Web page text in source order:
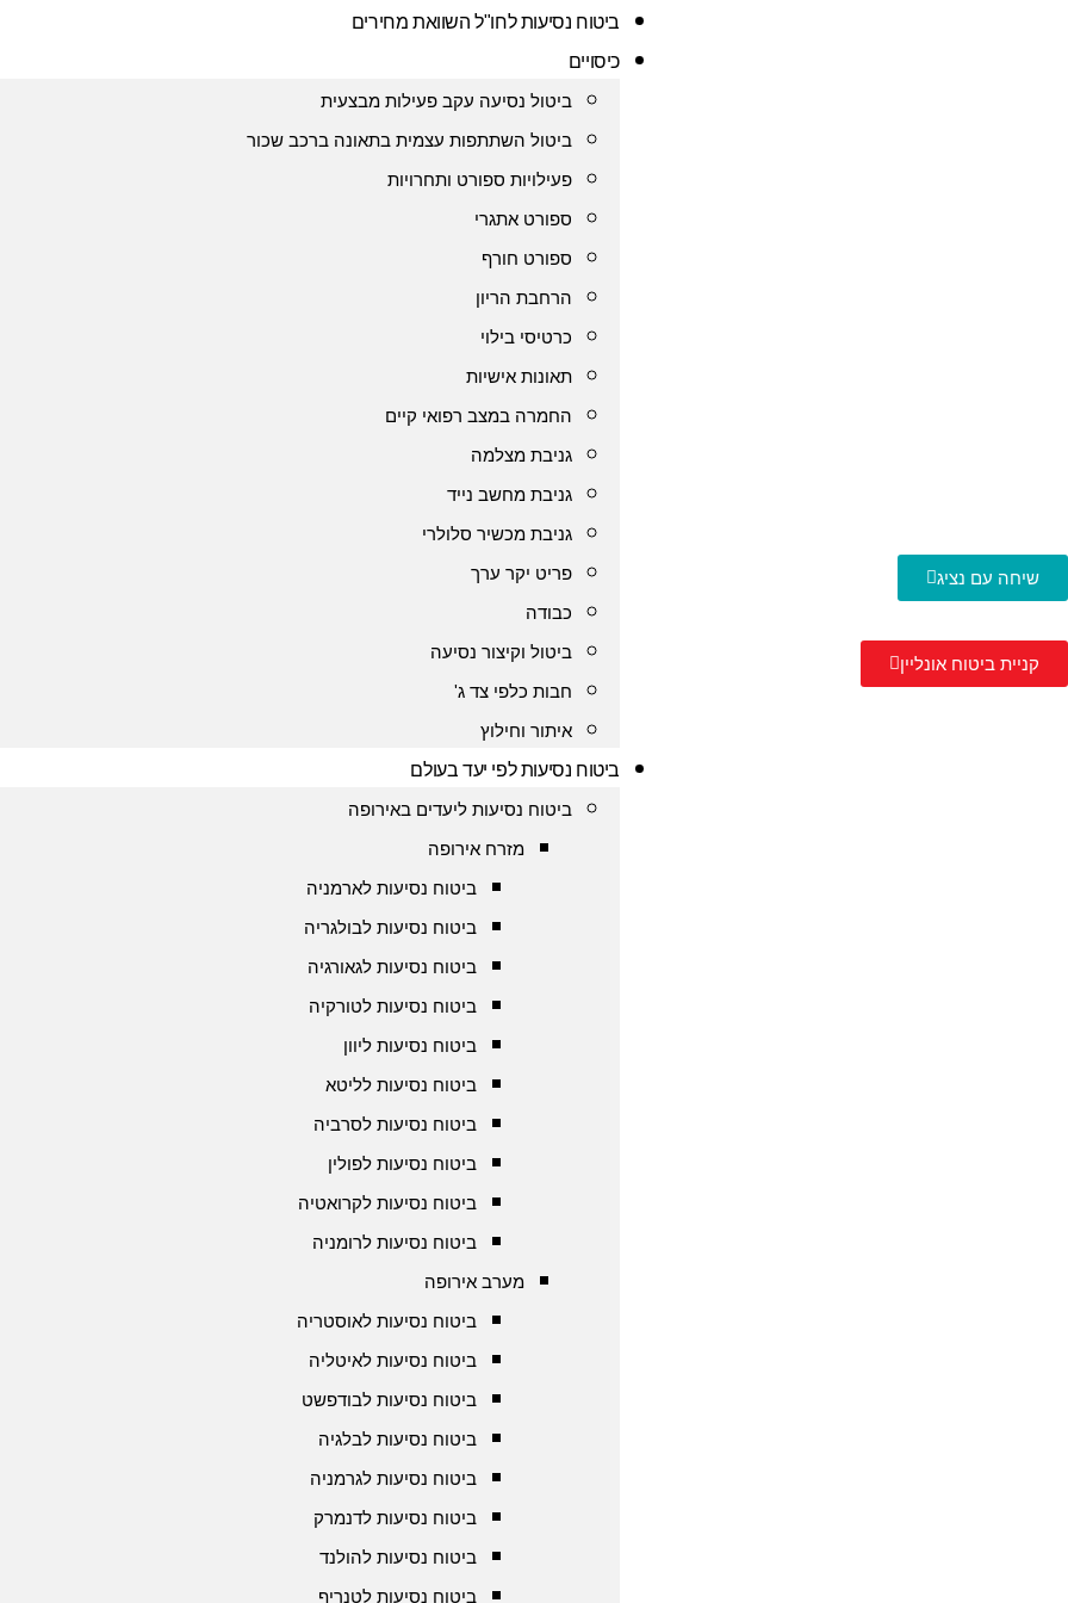
ביטוח נסיעות לחו"ל השוואת מחירים
כיסויים
ביטול נסיעה עקב פעילות מבצעית
ביטול השתתפות עצמית בתאונה ברכב שכור
פעילויות ספורט ותחרויות
ספורט אתגרי
ספורט חורף
הרחבת הריון
כרטיסי בילוי
תאונות אישיות
החמרה במצב רפואי קיים
גניבת מצלמה
גניבת מחשב נייד
גניבת מכשיר סלולרי
פריט יקר ערך
כבודה
ביטול וקיצור נסיעה
חבות כלפי צד ג'
איתור וחילוץ
ביטוח נסיעות לפי יעד בעולם
ביטוח נסיעות ליעדים באירופה
מזרח אירופה
ביטוח נסיעות לארמניה
ביטוח נסיעות לבולגריה
ביטוח נסיעות לגאורגיה
ביטוח נסיעות לטורקיה
ביטוח נסיעות ליוון
ביטוח נסיעות לליטא
ביטוח נסיעות לסרביה
ביטוח נסיעות לפולין
ביטוח נסיעות לקרואטיה
ביטוח נסיעות לרומניה
מערב אירופה
ביטוח נסיעות לאוסטריה
ביטוח נסיעות לאיטליה
ביטוח נסיעות לבודפשט
ביטוח נסיעות לבלגיה
ביטוח נסיעות לגרמניה
ביטוח נסיעות לדנמרק
ביטוח נסיעות להולנד
ביטוח נסיעות לטנריף
שיחה עם נציג
קניית ביטוח אונליין